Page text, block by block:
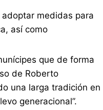
medidas para
así como
que de forma
de Roberto
una larga tradición en
generacional”.